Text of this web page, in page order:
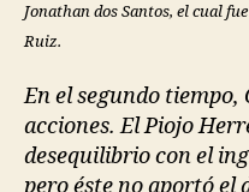
Jonathan dos Santos, el cual
Ruiz.
En el segundo
acciones. El Piojo
desequilibrio con el